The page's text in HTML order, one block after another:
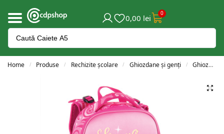
0,00 lei 0
Home / Produse / Rechizite școlare / Ghiozdane și genți / Ghiozdane clasele 0-2